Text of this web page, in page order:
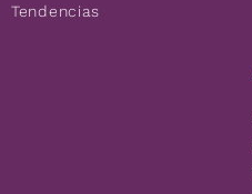
Tendencias